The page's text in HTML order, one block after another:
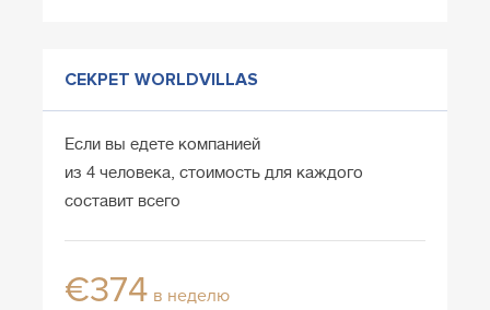
СЕКРЕТ WORLDVILLAS
Если вы едете компанией
из 4 человека, стоимость для каждого
составит всего
€374 в неделю